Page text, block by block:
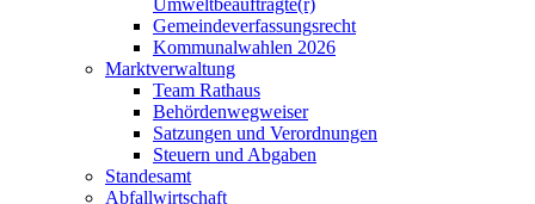
Umweltbeauftragte(r)
Gemeindeverfassungsrecht
Kommunalwahlen 2026
Marktverwaltung
Team Rathaus
Behördenwegweiser
Satzungen und Verordnungen
Steuern und Abgaben
Standesamt
Abfallwirtschaft